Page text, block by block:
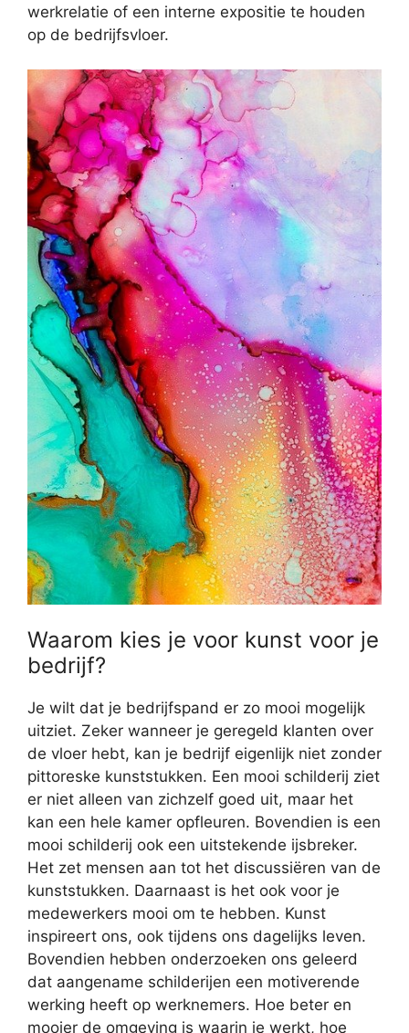
werkrelatie of een interne expositie te houden
op de bedrijfsvloer.
Waarom kies je voor kunst voor je
bedrijf?
Je wilt dat je bedrijfspand er zo mooi mogelijk
uitziet. Zeker wanneer je geregeld klanten over
de vloer hebt, kan je bedrijf eigenlijk niet zonder
pittoreske kunststukken. Een mooi schilderij ziet
er niet alleen van zichzelf goed uit, maar het
kan een hele kamer opfleuren. Bovendien is een
mooi schilderij ook een uitstekende ijsbreker.
Het zet mensen aan tot het discussiëren van de
kunststukken. Daarnaast is het ook voor je
medewerkers mooi om te hebben. Kunst
inspireert ons, ook tijdens ons dagelijks leven.
Bovendien hebben onderzoeken ons geleerd
dat aangename schilderijen een motiverende
werking heeft op werknemers. Hoe beter en
mooier de omgeving is waarin je werkt, hoe